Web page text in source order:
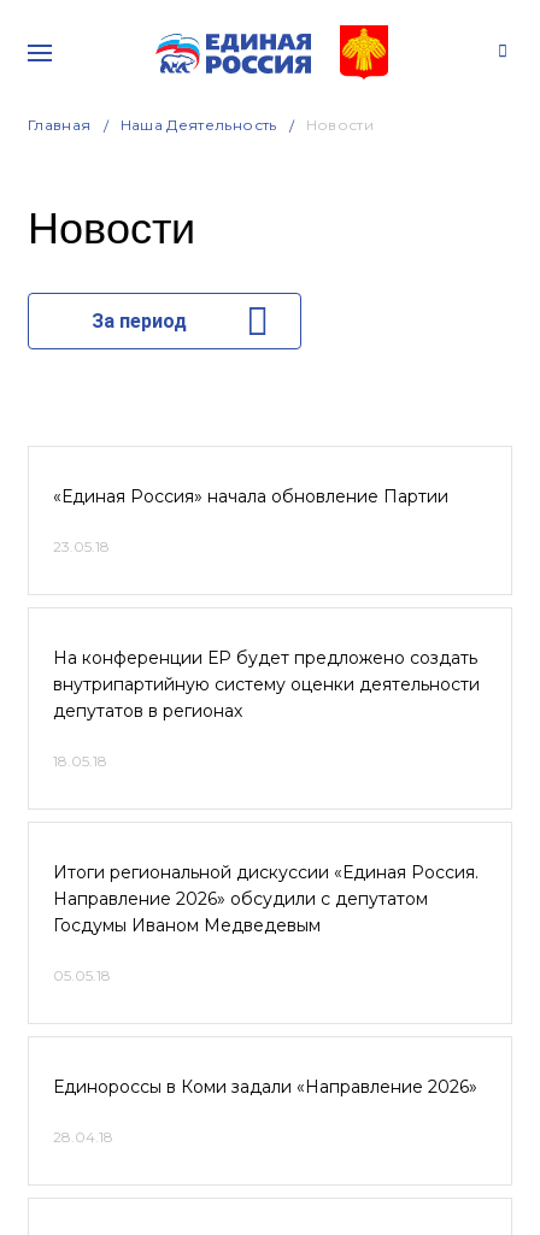
Главная Наша Деятельность Новости
Новости
За период
«Единая Россия» начала обновление Партии
23.05.18
На конференции ЕР будет предложено создать
внутрипартийную систему оценки деятельности
депутатов в регионах
18.05.18
Итоги региональной дискуссии «Единая Россия.
Направление 2026» обсудили с депутатом
Госдумы Иваном Медведевым
05.05.18
Единороссы в Коми задали «Направление 2026»
28.04.18